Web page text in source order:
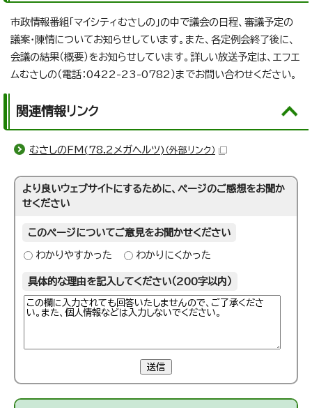
市政情報番組「マイシティむさしの」の中で議会の日程、審議予定の
議案・陳情についてお知らせしています。また、各定例会終了後に、
会議の結果（概要）をお知らせしています。詳しい放送予定は、エフエ
ムむさしの（電話：0422-23-0782）までお問い合わせください。
関連情報リンク
むさしのFM(78.2メガヘルツ) （外部リンク）
より良いウェブサイトにするために、ページのご感想をお聞か
せください
このページについてご意見をお聞かせください
わかりやすかった わかりにくかった
具体的な理由を記入してください（200字以内）
送信